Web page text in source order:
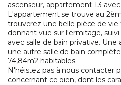
ascenseur, appartement T3
L'appartement se trouve au
trouverez une belle pièce de
donnant vue sur l'ermitage,
avec salle de bain privative. Une
une autre salle de bain
74,84m2 habitables.
N'héistez pas à nous contacter
concernant ce bien, dont les